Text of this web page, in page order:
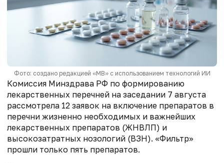
Фото: создано редакцией «МВ» с использованием технологий ИИ
Комиссия Минздрава РФ по формированию
лекарственных перечней на заседании 7 августа
рассмотрела 12 заявок на включение препаратов в
перечни жизненно необходимых и важнейших
лекарственных препаратов (ЖНВЛП) и
высокозатратных нозологий (ВЗН). «Фильтр»
прошли только пять препаратов.